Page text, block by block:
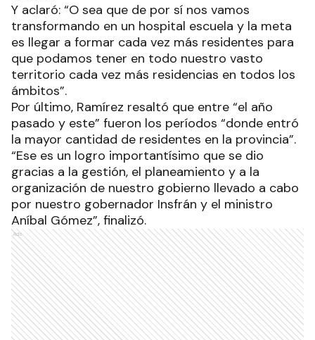
Y aclaró: “O sea que de por sí nos vamos
transformando en un hospital escuela y la meta
es llegar a formar cada vez más residentes para
que podamos tener en todo nuestro vasto
territorio cada vez más residencias en todos los
ámbitos”.
Por último, Ramírez resaltó que entre “el año
pasado y este” fueron los períodos “donde entró
la mayor cantidad de residentes en la provincia”.
“Ese es un logro importantísimo que se dio
gracias a la gestión, el planeamiento y a la
organización de nuestro gobierno llevado a cabo
por nuestro gobernador Insfrán y el ministro
Aníbal Gómez”, finalizó.
Ads